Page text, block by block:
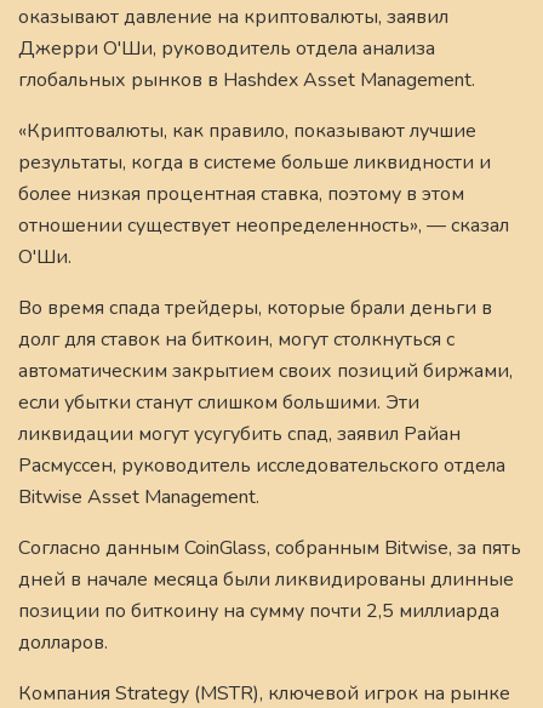
оказывают давление на криптовалюты, заявил
Джерри О'Ши, руководитель отдела анализа
глобальных рынков в Hashdex Asset Management.
«Криптовалюты, как правило, показывают лучшие
результаты, когда в системе больше ликвидности и
более низкая процентная ставка, поэтому в этом
отношении существует неопределенность», — сказал
О'Ши.
Во время спада трейдеры, которые брали деньги в
долг для ставок на биткоин, могут столкнуться с
автоматическим закрытием своих позиций биржами,
если убытки станут слишком большими. Эти
ликвидации могут усугубить спад, заявил Райан
Расмуссен, руководитель исследовательского отдела
Bitwise Asset Management.
Согласно данным CoinGlass, собранным Bitwise, за пять
дней в начале месяца были ликвидированы длинные
позиции по биткоину на сумму почти 2,5 миллиарда
долларов.
Компания Strategy (MSTR), ключевой игрок на рынке